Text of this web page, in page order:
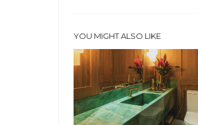
YOU MIGHT ALSO LIKE